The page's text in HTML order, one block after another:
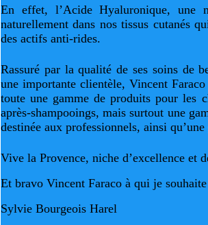
En effet, l’Acide Hyaluronique, une
naturellement dans nos tissus cutanés
des actifs anti-rides.
Rassuré par la qualité de ses soins de
une importante clientèle, Vincent
toute une gamme de produits pour les
après-shampooings, mais surtout une
destinée aux professionnels, ainsi
Vive la Provence, niche d’excellence et
Et bravo Vincent Faraco à qui je
Sylvie Bourgeois Harel